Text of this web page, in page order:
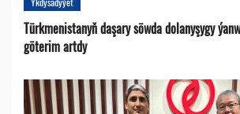
Türkmenistanyň daşary söwda dolanyşygy
göterim artdy